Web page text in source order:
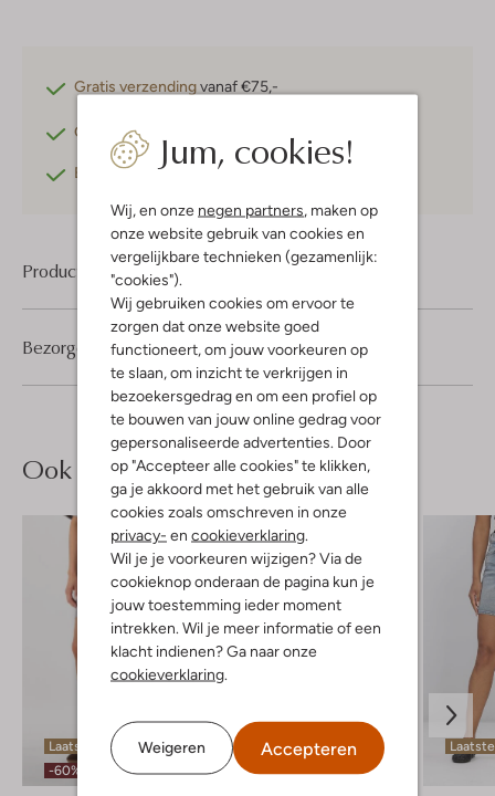
Jum, cookies!
Wij, en onze negen partners , maken op
onze website gebruik van cookies en
vergelijkbare technieken (gezamenlijk:
"cookies").
Wij gebruiken cookies om ervoor te
zorgen dat onze website goed
functioneert, om jouw voorkeuren op
te slaan, om inzicht te verkrijgen in
bezoekersgedrag en om een profiel op
te bouwen van jouw online gedrag voor
gepersonaliseerde advertenties. Door
op "Accepteer alle cookies" te klikken,
ga je akkoord met het gebruik van alle
cookies zoals omschreven in onze
privacy- en cookieverklaring
Wil je je voorkeuren wijzigen? Via de
cookieknop onderaan de pagina kun je
jouw toestemming ieder moment
intrekken. Wil je meer informatie of een
klacht indienen? Ga naar onze
cookieverklaring
Weigeren Accepteren
Gratis verzendingvanaf €75,-
Gratis retourneren
Betaal achteraf met Klarna
Product informatie
Bezorgen & retourneren
Ook iets voor jou?
Laatste items
-60%
Laatste items
-20%